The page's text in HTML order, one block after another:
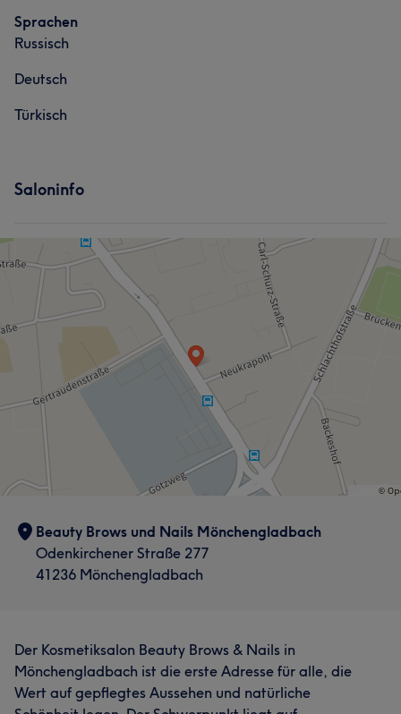
Sprachen
Russisch
Deutsch
Türkisch
Saloninfo
Beauty Brows und Nails Mönchengladbach
Odenkirchener Straße 277
41236 Mönchengladbach
Der Kosmetiksalon Beauty Brows & Nails in
Mönchengladbach ist die erste Adresse für alle, die
Wert auf gepflegtes Aussehen und natürliche